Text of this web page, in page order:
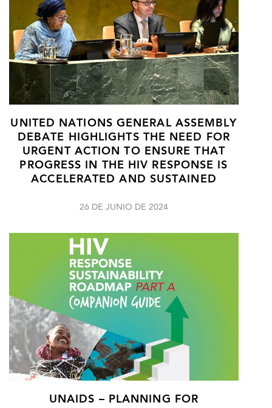
UNITED NATIONS GENERAL ASSEMBLY
DEBATE HIGHLIGHTS THE NEED FOR
URGENT ACTION TO ENSURE THAT
PROGRESS IN THE HIV RESPONSE IS
ACCELERATED AND SUSTAINED
26 DE JUNIO DE 2024
UNAIDS – PLANNING FOR